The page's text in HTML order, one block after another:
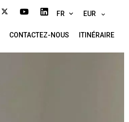
FR EUR
CONTACTEZ-NOUS ITINÉRAIRE